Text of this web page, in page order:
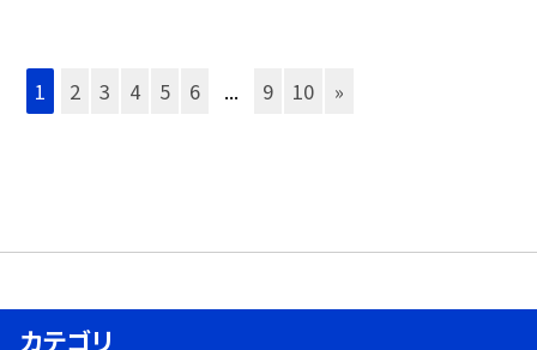
1 2 3 4 5 6 ... 9 10 »
カテゴリ